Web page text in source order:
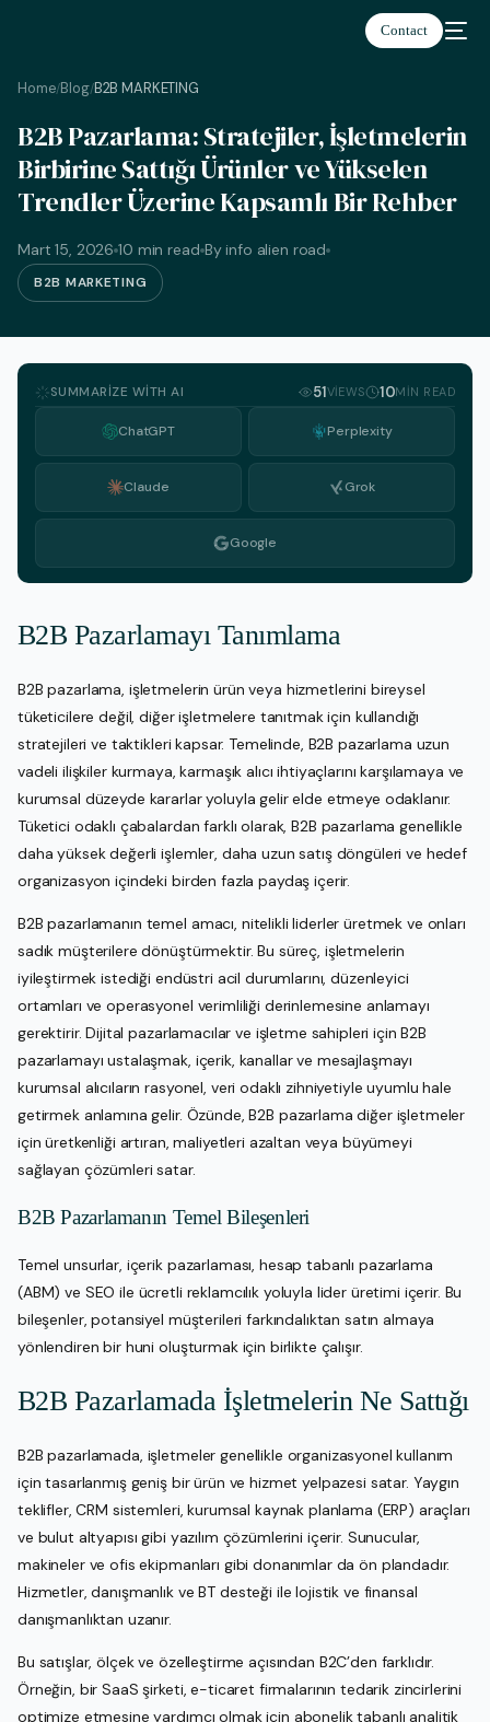
Contact
Home/Blog/B2B MARKETING
B2B Pazarlama: Stratejiler, İşletmelerin
Birbirine Sattığı Ürünler ve Yükselen
Trendler Üzerine Kapsamlı Bir Rehber
Mart 15, 2026 10 min read By info alien road
B2B MARKETING
SUMMARIZE WITH AI 51VIEWS 10MIN READ
ChatGPT Perplexity
Claude Grok
Google
B2B Pazarlamayı Tanımlama
B2B pazarlama, işletmelerin ürün veya hizmetlerini bireysel
tüketicilere değil, diğer işletmelere tanıtmak için kullandığı
stratejileri ve taktikleri kapsar. Temelinde, B2B pazarlama uzun
vadeli ilişkiler kurmaya, karmaşık alıcı ihtiyaçlarını karşılamaya ve
kurumsal düzeyde kararlar yoluyla gelir elde etmeye odaklanır.
Tüketici odaklı çabalardan farklı olarak, B2B pazarlama genellikle
daha yüksek değerli işlemler, daha uzun satış döngüleri ve hedef
organizasyon içindeki birden fazla paydaş içerir.
B2B pazarlamanın temel amacı, nitelikli liderler üretmek ve onları
sadık müşterilere dönüştürmektir. Bu süreç, işletmelerin
iyileştirmek istediği endüstri acil durumlarını, düzenleyici
ortamları ve operasyonel verimliliği derinlemesine anlamayı
gerektirir. Dijital pazarlamacılar ve işletme sahipleri için B2B
pazarlamayı ustalaşmak, içerik, kanallar ve mesajlaşmayı
kurumsal alıcıların rasyonel, veri odaklı zihniyetiyle uyumlu hale
getirmek anlamına gelir. Özünde, B2B pazarlama diğer işletmeler
için üretkenliği artıran, maliyetleri azaltan veya büyümeyi
sağlayan çözümleri satar.
B2B Pazarlamanın Temel Bileşenleri
Temel unsurlar, içerik pazarlaması, hesap tabanlı pazarlama
(ABM) ve SEO ile ücretli reklamcılık yoluyla lider üretimi içerir. Bu
bileşenler, potansiyel müşterileri farkındalıktan satın almaya
yönlendiren bir huni oluşturmak için birlikte çalışır.
B2B Pazarlamada İşletmelerin Ne Sattığı
B2B pazarlamada, işletmeler genellikle organizasyonel kullanım
için tasarlanmış geniş bir ürün ve hizmet yelpazesi satar. Yaygın
teklifler, CRM sistemleri, kurumsal kaynak planlama (ERP) araçları
ve bulut altyapısı gibi yazılım çözümlerini içerir. Sunucular,
makineler ve ofis ekipmanları gibi donanımlar da ön plandadır.
Hizmetler, danışmanlık ve BT desteği ile lojistik ve finansal
danışmanlıktan uzanır.
Bu satışlar, ölçek ve özelleştirme açısından B2C’den farklıdır.
Örneğin, bir SaaS şirketi, e-ticaret firmalarının tedarik zincirlerini
optimize etmesine yardımcı olmak için abonelik tabanlı analitik
Türkçe